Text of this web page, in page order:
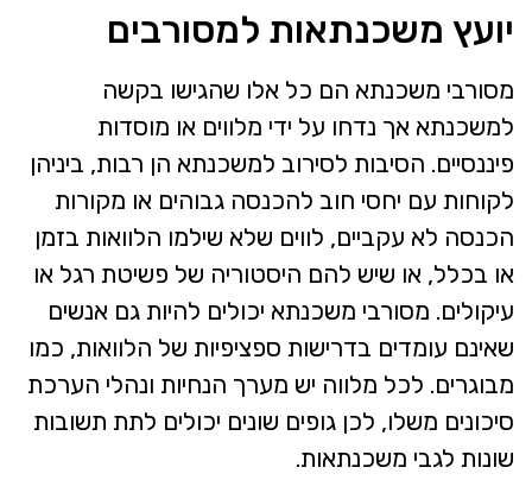
יועץ משכנתאות למסורבים
מסורבי משכנתא הם כל אלו שהגישו בקשה
למשכנתא אך נדחו על ידי מלווים או מוסדות
פיננסיים. הסיבות לסירוב למשכנתא הן רבות, ביניהן
לקוחות עם יחסי חוב להכנסה גבוהים או מקורות
הכנסה לא עקביים, לווים שלא שילמו הלוואות בזמן
או בכלל, או שיש להם היסטוריה של פשיטת רגל או
עיקולים. מסורבי משכנתא יכולים להיות גם אנשים
שאינם עומדים בדרישות ספציפיות של הלוואות, כמו
מבוגרים. לכל מלווה יש מערך הנחיות ונהלי הערכת
סיכונים משלו, לכן גופים שונים יכולים לתת תשובות
שונות לגבי משכנתאות.